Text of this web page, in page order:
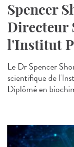
Spencer
Directeur
l'Institut
Le Dr Spencer
scientifique de
Diplômé en